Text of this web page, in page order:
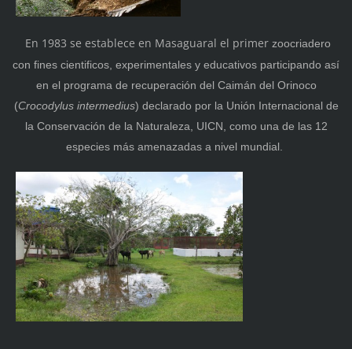
En 1983 se establece en Masaguaral el primer zoocriadero
con fines cientificos, experimentales y educativos participando así
en el programa de recuperación del Caimán del Orinoco
(Crocodylus intermedius) declarado por la Unión Internacional de
la Conservación de la Naturaleza, UICN, como una de las 12
especies más amenazadas a nivel mundial.